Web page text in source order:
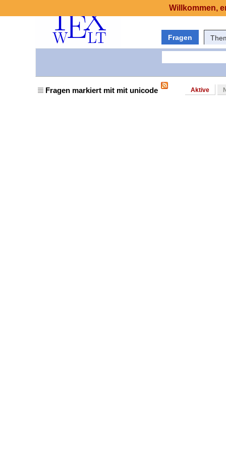
Fragen
Fragen markiert mit mit unicode Aktive
Willkommen,